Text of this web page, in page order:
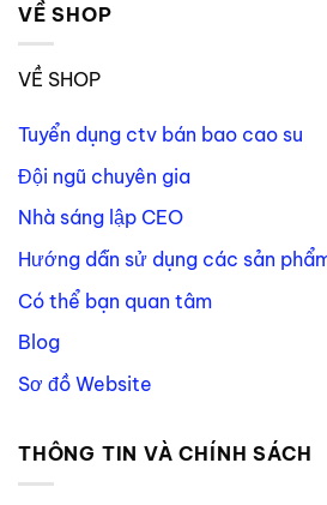
VỀ SHOP
VỀ SHOP
Tuyển dụng ctv bán bao cao su
Đội ngũ chuyên gia
Nhà sáng lập CEO
Hướng dẫn sử dụng các sản
Có thể bạn quan tâm
Blog
Sơ đồ Website
THÔNG TIN VÀ CHÍNH SÁCH